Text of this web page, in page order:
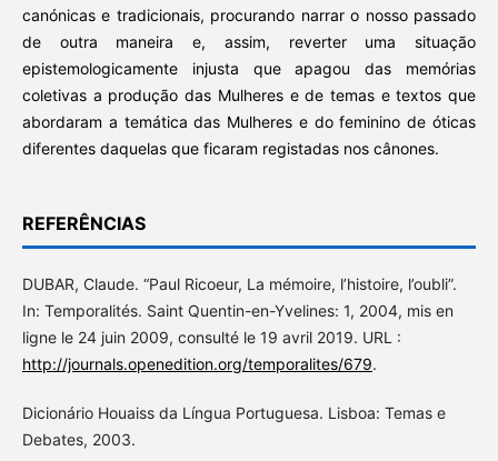
canónicas e tradicionais, procurando narrar o nosso passado
de outra maneira e, assim, reverter uma situação
epistemologicamente injusta que apagou das memórias
coletivas a produção das Mulheres e de temas e textos que
abordaram a temática das Mulheres e do feminino de óticas
diferentes daquelas que ficaram registadas nos cânones.
REFERÊNCIAS
DUBAR, Claude. “Paul Ricoeur, La mémoire, l’histoire, l’oubli”.
In: Temporalités. Saint Quentin-en-Yvelines: 1, 2004, mis en
ligne le 24 juin 2009, consulté le 19 avril 2019. URL :
http://journals.openedition.org/temporalites/679.
Dicionário Houaiss da Língua Portuguesa. Lisboa: Temas e
Debates, 2003.